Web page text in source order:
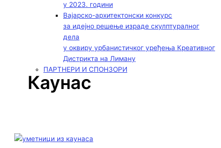
у 2023. години
Вајарско-архитектонски конкурс
за идејно решење израде скулптуралног
дела
у оквиру урбанистичког уређења Креативног
Дистрикта на Лиману
ПАРТНЕРИ И СПОНЗОРИ
Каунас